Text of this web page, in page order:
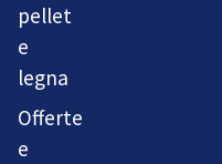
pellet
e
legna
Offerte
e